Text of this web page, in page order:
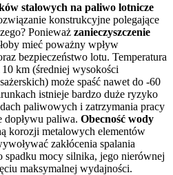
stalowych na paliwo lotnicze
konstrukcyjne polegające
Ponieważ zanieczyszczenie
mieć poważny wpływ
bezpieczeństwo lotu. Temperatura
km (średniej wysokości
może spaść nawet do -60
istnieje bardzo duże ryzyko
paliwowych i zatrzymania pracy
dopływu paliwa. Obecność wody
korozji metalowych elementów
zakłócenia spalania
spadku mocy silnika, jego nierównej
maksymalnej wydajności.